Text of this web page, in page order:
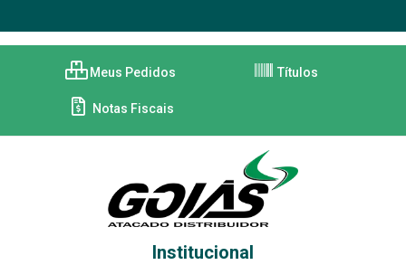
Meus Pedidos Títulos
Notas Fiscais
Institucional